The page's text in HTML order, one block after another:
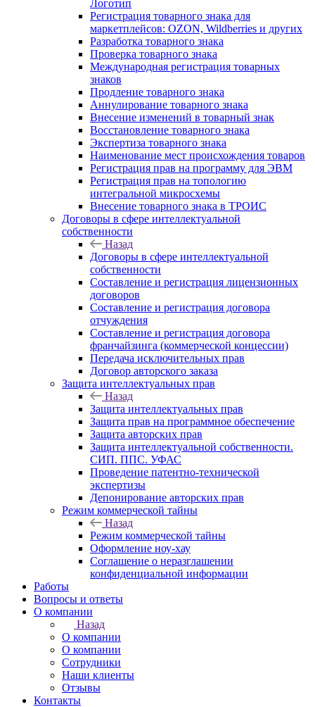
Логотип
Регистрация товарного знака для
маркетплейсов: OZON, Wildberries и других
Разработка товарного знака
Проверка товарного знака
Международная регистрация товарных
знаков
Продление товарного знака
Аннулирование товарного знака
Внесение изменений в товарный знак
Восстановление товарного знака
Экспертиза товарного знака
Наименование мест происхождения товаров
Регистрация прав на программу для ЭВМ
Регистрация прав на топологию
интегральной микросхемы
Внесение товарного знака в ТРОИС
Договоры в сфере интеллектуальной
собственности
Назад
Договоры в сфере интеллектуальной
собственности
Составление и регистрация лицензионных
договоров
Составление и регистрация договора
отчуждения
Составление и регистрация договора
франчайзинга (коммерческой концессии)
Передача исключительных прав
Договор авторского заказа
Защита интеллектуальных прав
Назад
Защита интеллектуальных прав
Защита прав на программное обеспечение
Защита авторских прав
Защита интеллектуальной собственности.
СИП. ППС. УФАС
Проведение патентно-технической
экспертизы
Депонирование авторских прав
Режим коммерческой тайны
Назад
Режим коммерческой тайны
Оформление ноу-хау
Соглашение о неразглашении
конфиденциальной информации
Работы
Вопросы и ответы
О компании
Назад
О компании
О компании
Сотрудники
Наши клиенты
Отзывы
Контакты